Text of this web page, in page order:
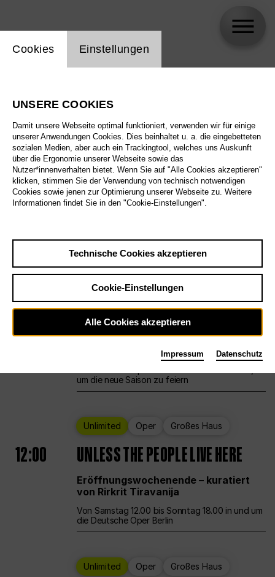
Alle Sparten
Alle Spielstätten
Alle Merkmale
Sa29.8.
Großes Haus
12:00 Eröffnungswochenende
um die neue Saison zu feiern
Unlimited Oper Großes Haus
12:00 UNLESS THE PEOPLE LIVE HERE
Eröffnungswochenende – kuratiert
von Rirkrit Tiravanija
Von Samstag 12.00 bis Sonntag 18.00 in und um
die Deutsche Oper Berlin
Unlimited Oper Großes Haus
Einstellung Website Cookie
Cookies Einstellungen
UNSERE COOKIES
Damit unsere Webseite optimal funktioniert, verwenden wir für einige
unserer Anwendungen Cookies. Dies beinhaltet u. a. die eingebetteten
sozialen Medien, aber auch ein Trackingtool, welches uns Auskunft
über die Ergonomie unserer Webseite sowie das
Nutzer*innenverhalten bietet. Wenn Sie auf "Alle Cookies akzeptieren"
klicken, stimmen Sie der Verwendung von technisch notwendigen
Cookies sowie jenen zur Optimierung unserer Webseite zu. Weitere
Informationen findet Sie in den "Cookie-Einstellungen".
Technische Cookies akzeptieren
Cookie-Einstellungen
Alle Cookies akzeptieren
Impressum Datenschutz